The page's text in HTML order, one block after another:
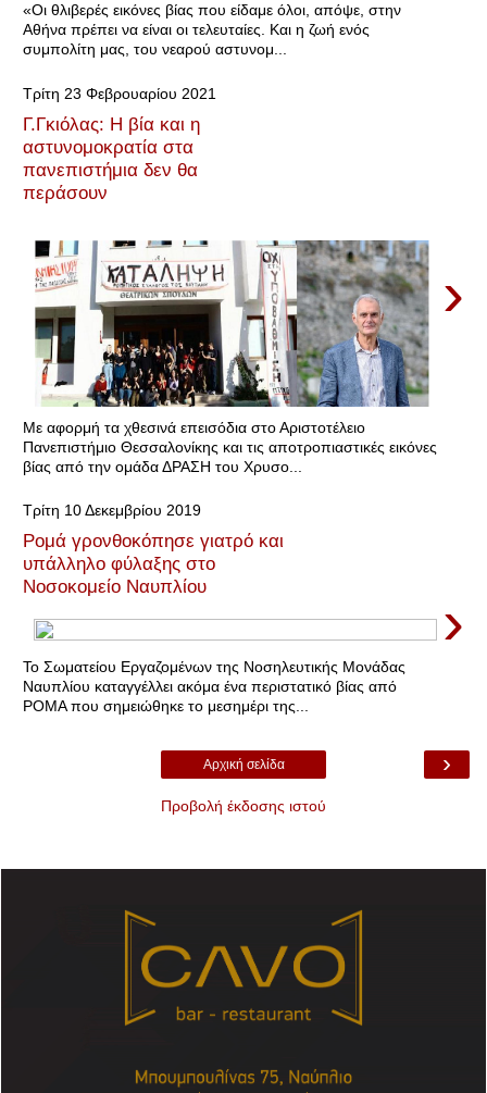
«Οι θλιβερές εικόνες βίας που είδαμε όλοι, απόψε, στην
Αθήνα πρέπει να είναι οι τελευταίες. Και η ζωή ενός
συμπολίτη μας, του νεαρού αστυνομ...
Τρίτη 23 Φεβρουαρίου 2021
Γ.Γκιόλας: Η βία και η
αστυνομοκρατία στα
πανεπιστήμια δεν θα
περάσουν
›
Με αφορμή τα χθεσινά επεισόδια στο Αριστοτέλειο
Πανεπιστήμιο Θεσσαλονίκης και τις αποτροπιαστικές εικόνες
βίας από την ομάδα ΔΡΑΣΗ του Χρυσο...
Τρίτη 10 Δεκεμβρίου 2019
Ρομά γρονθοκόπησε γιατρό και
υπάλληλο φύλαξης στο
Νοσοκομείο Ναυπλίου
›
Το Σωματείου Εργαζομένων της Νοσηλευτικής Μονάδας
Ναυπλίου καταγγέλλει ακόμα ένα περιστατικό βίας από
ΡΟΜΑ που σημειώθηκε το μεσημέρι της...
›
Αρχική σελίδα
Προβολή έκδοσης ιστού